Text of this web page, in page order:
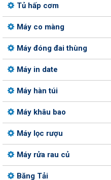
Tủ hấp cơm
Máy co màng
Máy đóng đai thùng
Máy in date
Máy hàn túi
Máy khâu bao
Máy lọc rượu
Máy rửa rau củ
Băng Tải